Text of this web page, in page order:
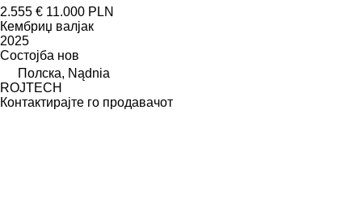
2.555 € 11.000 PLN
Кембриџ валјак
2025
Состојба нов
Полска, Nądnia
ROJTECH
Контактирајте го продавачот